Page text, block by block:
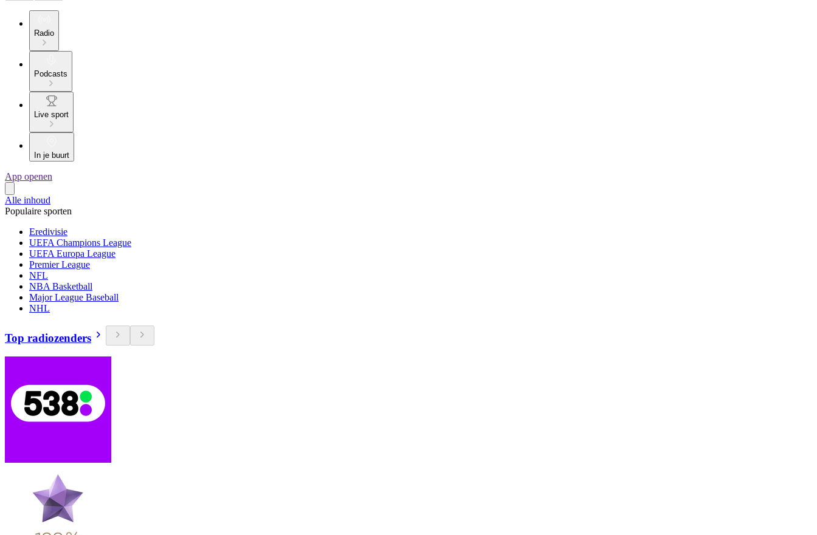
Radio
Podcasts
Live sport
In je buurt
App openen
Alle inhoud
Populaire sporten
Eredivisie
UEFA Champions League
UEFA Europa League
Premier League
NFL
NBA Basketball
Major League Baseball
NHL
Top radiozenders